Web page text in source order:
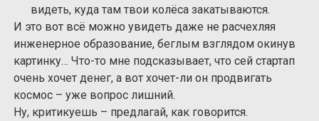
видеть, куда там твои колёса закатываются.
И это вот всё можно увидеть даже не расчехляя
инженерное образование, беглым взглядом окинув
картинку… Что-то мне подсказывает, что сей стартап
очень хочет денег, а вот хочет-ли он продвигать
космос – уже вопрос лишний.
Ну, критикуешь – предлагай, как говорится.